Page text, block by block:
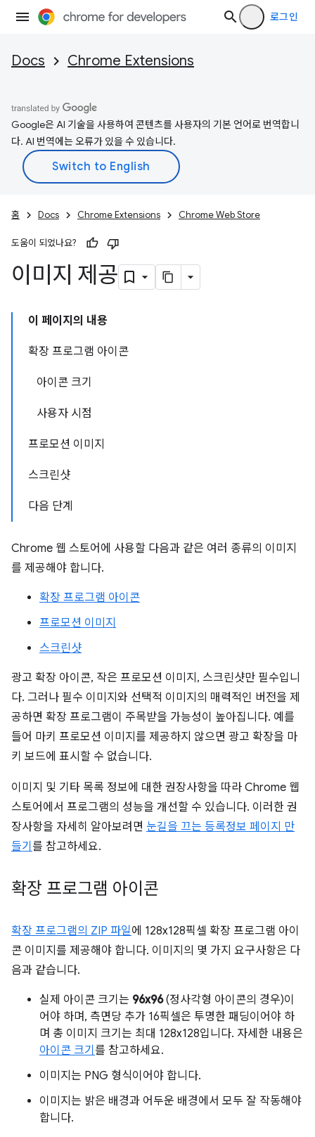
로그인
Docs Chrome Extensions
Google은 AI 기술을 사용하여 콘텐츠를 사용자의 기본 언어로 번역합니
다. AI 번역에는 오류가 있을 수 있습니다.
홈 Docs Chrome Extensions Chrome Web Store
도움이 되었나요?
이미지 제공
이 페이지의 내용
확장 프로그램 아이콘
아이콘 크기
사용자 시점
프로모션 이미지
스크린샷
다음 단계
Chrome 웹 스토어에 사용할 다음과 같은 여러 종류의 이미지
를 제공해야 합니다.
확장 프로그램 아이콘
프로모션 이미지
스크린샷
광고 확장 아이콘, 작은 프로모션 이미지, 스크린샷만 필수입니
다. 그러나 필수 이미지와 선택적 이미지의 매력적인 버전을 제
공하면 확장 프로그램이 주목받을 가능성이 높아집니다. 예를
들어 마키 프로모션 이미지를 제공하지 않으면 광고 확장을 마
키 보드에 표시할 수 없습니다.
이미지 및 기타 목록 정보에 대한 권장사항을 따라 Chrome 웹
스토어에서 프로그램의 성능을 개선할 수 있습니다. 이러한 권
장사항을 자세히 알아보려면 눈길을 끄는 등록정보 페이지 만
들기 를 참고하세요.
확장 프로그램 아이콘
확장 프로그램의 ZIP 파일에 128x128픽셀 확장 프로그램 아이
콘 이미지를 제공해야 합니다. 이미지의 몇 가지 요구사항은 다
음과 같습니다.
실제 아이콘 크기는 96x96(정사각형 아이콘의 경우)이
어야 하며, 측면당 추가 16픽셀은 투명한 패딩이어야 하
며 총 이미지 크기는 최대 128x128입니다. 자세한 내용은
아이콘 크기 를 참고하세요.
이미지는 PNG 형식이어야 합니다.
이미지는 밝은 배경과 어두운 배경에서 모두 잘 작동해야
합니다.